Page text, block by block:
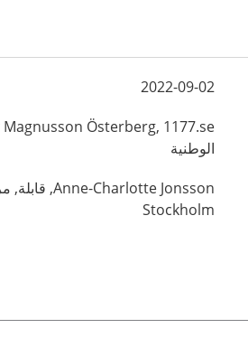
2022-09-02
Magnusson Österberg,
الوطنية
Anne-Charlotte Jonsson, قابلة,
Stockholm